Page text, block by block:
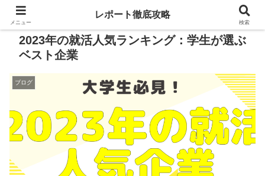
2023年の就活人気ランキング：学生が選ぶ
ベスト企業
ブログ
メニュー
レポート徹底攻略
検索